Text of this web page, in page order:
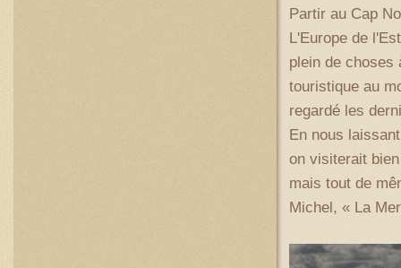
Partir au Cap
L'Europe de
plein de choses
touristique au
regardé les
En nous
on visiterait
mais tout de
Michel, « La